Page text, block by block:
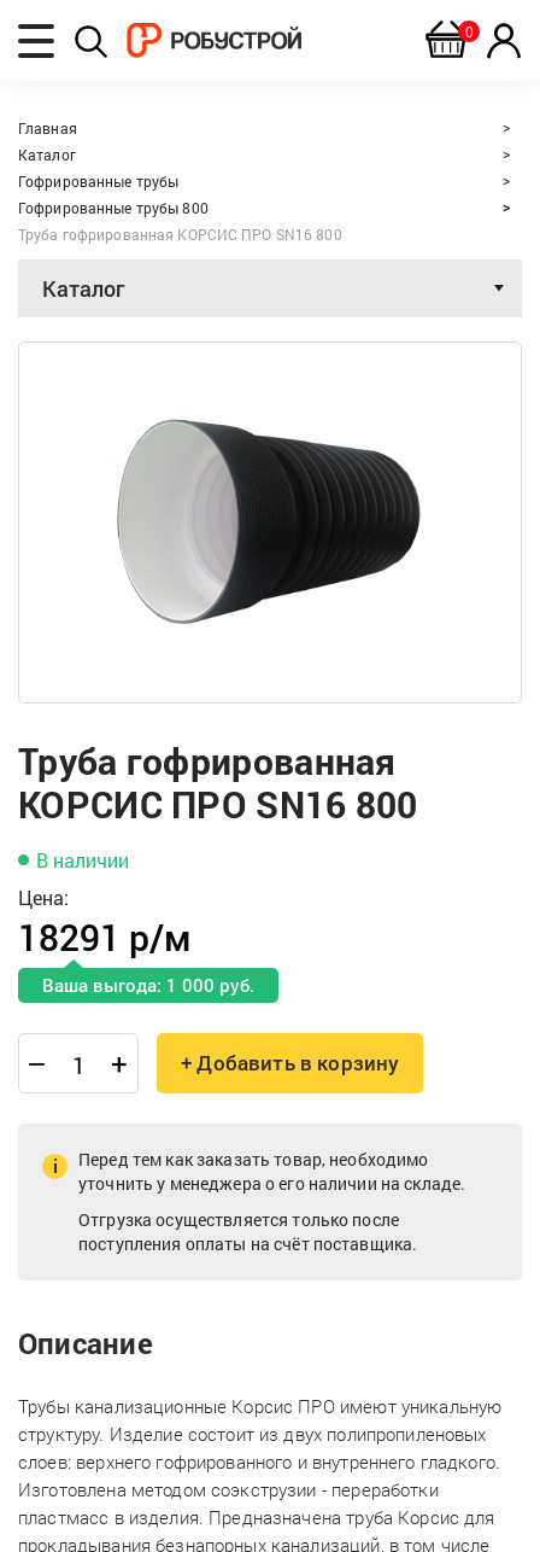
0
Главная
Каталог
Гофрированные трубы
Гофрированные трубы 800
Труба гофрированная КОРСИС ПРО SN16 800
Каталог
Труба гофрированная
КОРСИС ПРО SN16 800
В наличии
Цена:
18291 р/м
Ваша выгода: 1 000 руб.
– + + Добавить в корзину
Перед тем как заказать товар, необходимо
уточнить у менеджера о его наличии на складе.
Отгрузка осуществляется только после
поступления оплаты на счёт поставщика.
Описание
Трубы канализационные Корсис ПРО имеют уникальную
структуру. Изделие состоит из двух полипропиленовых
слоев: верхнего гофрированного и внутреннего гладкого.
Изготовлена методом cоэкструзии - переработки
пластмасс в изделия. Предназначена труба Корсис для
прокладывания безнапорных канализаций, в том числе